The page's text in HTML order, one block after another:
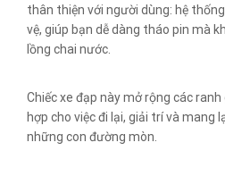
thân thiện với người dùng: hệ
vệ, giúp bạn dễ dàng tháo pin mà
lồng chai nước.
Chiếc xe đạp này mở rộng các
hợp cho việc đi lại, giải trí và mang
những con đường mòn.